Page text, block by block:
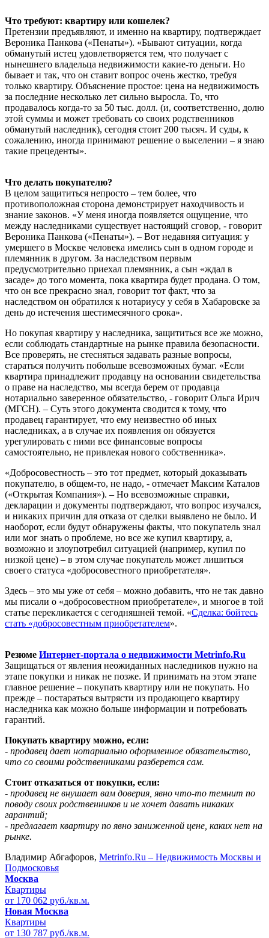
Что требуют: квартиру или кошелек?
Претензии предъявляют, и именно на квартиру, подтверждает
Вероника Панкова («Пенаты»). «Бывают ситуации, когда
обманутый истец удовлетворяется тем, что получает с
нынешнего владельца недвижимости какие-то деньги. Но
бывает и так, что он ставит вопрос очень жестко, требуя
только квартиру. Объяснение простое: цена на недвижимость
за последние несколько лет сильно выросла. То, что
продавалось когда-то за 50 тыс. долл. (и, соответственно, долю
этой суммы и может требовать со своих родственников
обманутый наследник), сегодня стоит 200 тысяч. И суды, к
сожалению, иногда принимают решение о выселении – я знаю
такие прецеденты».
Что делать покупателю?
В целом защититься непросто – тем более, что
противоположная сторона демонстрирует находчивость и
знание законов. «У меня иногда появляется ощущение, что
между наследниками существует настоящий сговор, - говорит
Вероника Панкова («Пенаты»). – Вот недавняя ситуация: у
умершего в Москве человека имелись сын в одном городе и
племянник в другом. За наследством первым
предусмотрительно приехал племянник, а сын «ждал в
засаде» до того момента, пока квартира будет продана. О том,
что он все прекрасно знал, говорит тот факт, что за
наследством он обратился к нотариусу у себя в Хабаровске за
день до истечения шестимесячного срока».
Но покупая квартиру у наследника, защититься все же можно,
если соблюдать стандартные на рынке правила безопасности.
Все проверять, не стесняться задавать разные вопросы,
стараться получить побольше всевозможных бумаг. «Если
квартира принадлежит продавцу на основании свидетельства
о праве на наследство, мы всегда берем от продавца
нотариально заверенное обязательство, - говорит Ольга Ирич
(МГСН). – Суть этого документа сводится к тому, что
продавец гарантирует, что ему неизвестно об иных
наследниках, а в случае их появления он обязуется
урегулировать с ними все финансовые вопросы
самостоятельно, не привлекая нового собственника».
«Добросовестность – это тот предмет, который доказывать
покупателю, в общем-то, не надо, - отмечает Максим Каталов
(«Открытая Компания»). – Но всевозможные справки,
декларации и документы подтверждают, что вопрос изучался,
и никаких причин для отказа от сделки выявлено не было. И
наоборот, если будут обнаружены факты, что покупатель знал
или мог знать о проблеме, но все же купил квартиру, а,
возможно и злоупотребил ситуацией (например, купил по
низкой цене) – в этом случае покупатель может лишиться
своего статуса «добросовестного приобретателя».
Здесь – это мы уже от себя – можно добавить, что не так давно
мы писали о «добросовестном приобретателе», и многое в той
статье перекликается с сегодняшней темой. «Сделка: бойтесь
стать «добросовестным приобретателем».
Резюме Интернет-портала о недвижимости Metrinfo.Ru
Защищаться от явления неожиданных наследников нужно на
этапе покупки и никак не позже. И принимать на этом этапе
главное решение – покупать квартиру или не покупать. Но
прежде – постараться вытрясти из продающего квартиру
наследника как можно больше информации и потребовать
гарантий.
Покупать квартиру можно, если:
- продавец дает нотариально оформленное обязательство,
что со своими родственниками разберется сам.
Стоит отказаться от покупки, если:
- продавец не внушает вам доверия, явно что-то темнит по
поводу своих родственников и не хочет давать никаких
гарантий;
- предлагает квартиру по явно заниженной цене, каких нет на
рынке.
Владимир Абгафоров, Metrinfo.Ru – Недвижимость Москвы и
Подмосковья
Москва
Квартиры
от 170 062 руб./кв.м.
Новая Москва
Квартиры
от 130 787 руб./кв.м.